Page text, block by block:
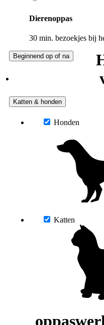
Dierenoppas
30 min. bezoekjes bij
Beginnend op of na
Katten & honden
Honden
Katten